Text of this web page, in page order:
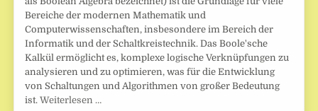
Bereiche der modernen Mathematik und
Computerwissenschaften, insbesondere im Bereich der
Informatik und der Schaltkreistechnik. Das Boole'sche
Kalkül ermöglicht es, komplexe logische Verknüpfungen zu
analysieren und zu optimieren, was für die Entwicklung
von Schaltungen und Algorithmen von großer Bedeutung
ist.Weiterlesen …